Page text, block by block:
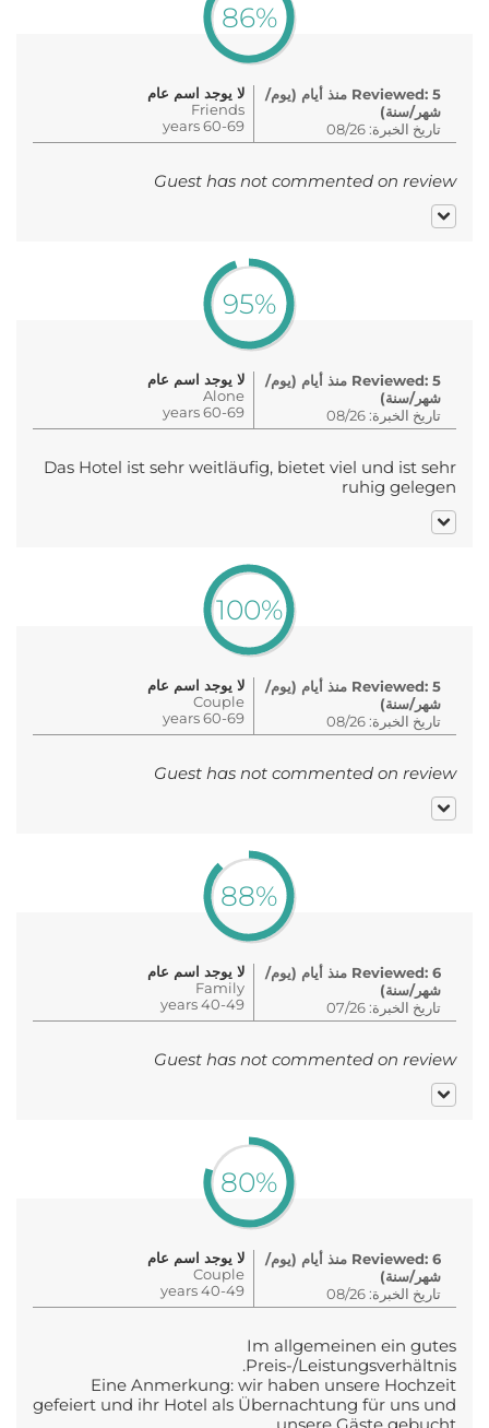
86%
لا يوجد اسم عام
Friends
60-69 years
Reviewed: 5 منذ أيام (يوم/
شهر/سنة)
تاريخ الخبرة: 08/26
Guest has not commented on review
95%
لا يوجد اسم عام
Alone
60-69 years
Reviewed: 5 منذ أيام (يوم/
شهر/سنة)
تاريخ الخبرة: 08/26
Das Hotel ist sehr weitläufig, bietet viel und ist sehr
ruhig gelegen
100%
لا يوجد اسم عام
Couple
60-69 years
Reviewed: 5 منذ أيام (يوم/
شهر/سنة)
تاريخ الخبرة: 08/26
Guest has not commented on review
88%
لا يوجد اسم عام
Family
40-49 years
Reviewed: 6 منذ أيام (يوم/
شهر/سنة)
تاريخ الخبرة: 07/26
Guest has not commented on review
80%
لا يوجد اسم عام
Couple
40-49 years
Reviewed: 6 منذ أيام (يوم/
شهر/سنة)
تاريخ الخبرة: 08/26
Im allgemeinen ein gutes
Preis-/Leistungsverhältnis.
Eine Anmerkung: wir haben unsere Hochzeit
gefeiert und ihr Hotel als Übernachtung für uns und